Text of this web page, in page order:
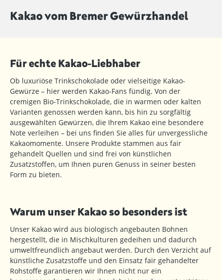
Kakao vom Bremer Gewürzhandel
Für echte Kakao-Liebhaber
Ob luxuriöse Trinkschokolade oder vielseitige Kakao-
Gewürze – hier werden Kakao-Fans fündig. Von der
cremigen Bio-Trinkschokolade, die in warmen oder kalten
Varianten genossen werden kann, bis hin zu sorgfältig
ausgewählten Gewürzen, die Ihrem Kakao eine besondere
Note verleihen – bei uns finden Sie alles für unvergessliche
Kakaomomente. Unsere Produkte stammen aus fair
gehandelt Quellen und sind frei von künstlichen
Zusatzstoffen, um Ihnen puren Genuss in seiner besten
Form zu bieten.
Warum unser Kakao so besonders ist
Unser Kakao wird aus biologisch angebauten Bohnen
hergestellt, die in Mischkulturen gedeihen und dadurch
umweltfreundlich angebaut werden. Durch den Verzicht auf
künstliche Zusatzstoffe und den Einsatz fair gehandelter
Rohstoffe garantieren wir Ihnen nicht nur ein